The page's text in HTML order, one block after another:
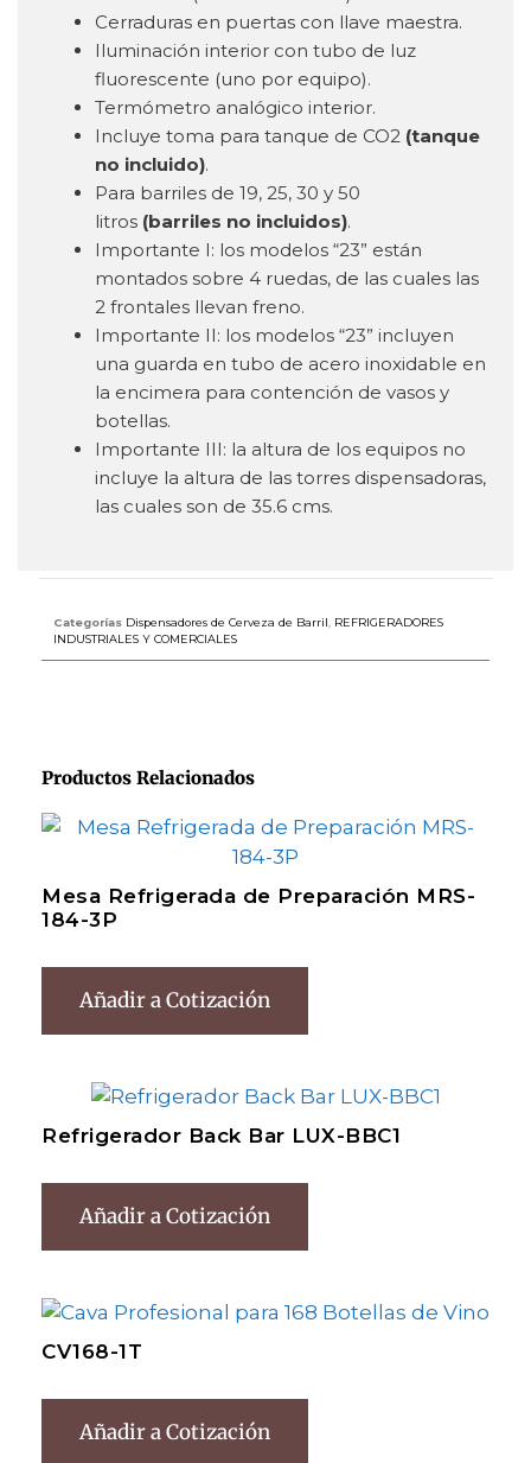
Cerraduras en puertas con llave maestra.
Iluminación interior con tubo de luz
fluorescente (uno por equipo).
Termómetro analógico interior.
Incluye toma para tanque de CO2 (tanque
no incluido).
Para barriles de 19, 25, 30 y 50
litros (barriles no incluidos).
Importante I: los modelos “23” están
montados sobre 4 ruedas, de las cuales las
2 frontales llevan freno.
Importante II: los modelos “23” incluyen
una guarda en tubo de acero inoxidable en
la encimera para contención de vasos y
botellas.
Importante III: la altura de los equipos no
incluye la altura de las torres dispensadoras,
las cuales son de 35.6 cms.
Categorías Dispensadores de Cerveza de Barril , REFRIGERADORES
INDUSTRIALES Y COMERCIALES
Productos Relacionados
Mesa Refrigerada de Preparación MRS-
184-3P
Añadir a Cotización
Refrigerador Back Bar LUX-BBC1
Añadir a Cotización
CV168-1T
Añadir a Cotización